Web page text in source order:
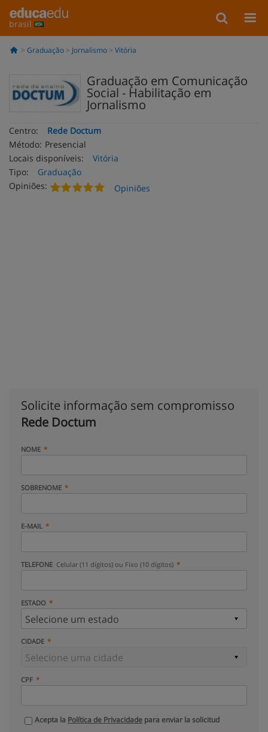
brasil
Graduação Jornalismo Vitória
Graduação em Comunicação
Social - Habilitação em
Jornalismo
Centro:
Rede Doctum
Método: Presencial
Locais disponíveis:
Vitória
Tipo:
Graduação
Opiniões:
Opiniões
Solicite informação sem compromisso
Rede Doctum
NOME
SOBRENOME
E-MAIL
TELEFONE Celular (11 dígitos) ou Fixo (10 dígitos)
ESTADO
CIDADE
CPF
Acepta la Política de Privacidade para enviar la solicitud